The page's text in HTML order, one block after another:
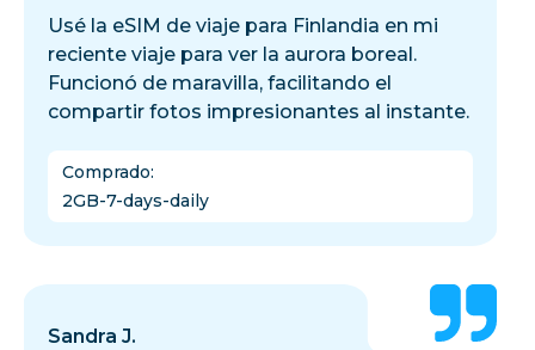
Usé la eSIM de viaje para Finlandia en mi
reciente viaje para ver la aurora boreal.
Funcionó de maravilla, facilitando el
compartir fotos impresionantes al instante.
Comprado:
2GB-7-days-daily
Sandra J.